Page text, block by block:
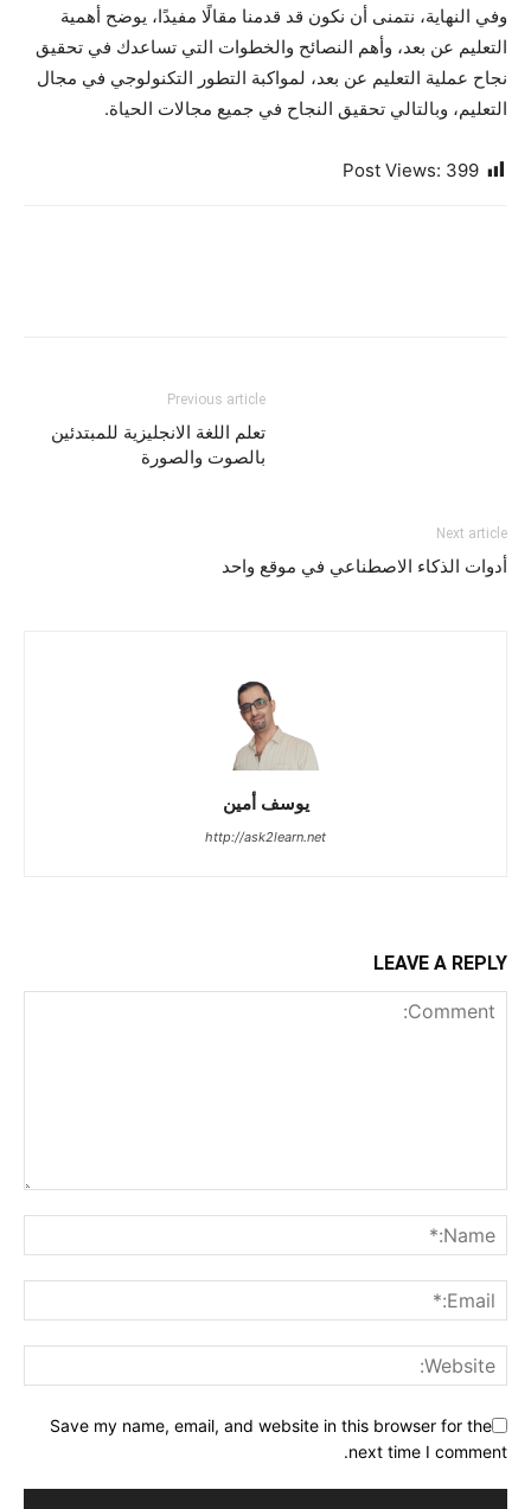
وفي النهاية، نتمنى أن نكون قد قدمنا مقالًا مفيدًا، يوضح أهمية
التعليم عن بعد، وأهم النصائح والخطوات التي تساعدك في تحقيق
نجاح عملية التعليم عن بعد، لمواكبة التطور التكنولوجي في مجال
التعليم، وبالتالي تحقيق النجاح في جميع مجالات الحياة.
Post Views: 399
Previous article
تعلم اللغة الانجليزية للمبتدئين
بالصوت والصورة​
Next article
أدوات الذكاء الاصطناعي في موقع واحد
يوسف أمين
http://ask2learn.net
LEAVE A REPLY
Save my name, email, and website in this browser for the
next time I comment.